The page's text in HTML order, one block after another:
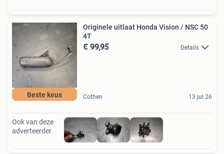
Beste keus
Originele uitlaat Honda Vision / NSC 50
4T
€ 99,95 Details
Cothen 13 jul 26
Ook van deze
adverteerder